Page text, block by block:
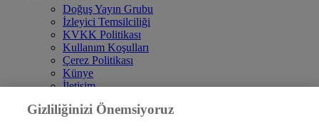
Doğuş Yayın Grubu
İzleyici Temsilciliği
KVKK Politikası
Kullanım Koşulları
Çerez Politikası
Künye
İletişim
DYG Televizyonlar
Gizliliğinizi Önemsiyoruz